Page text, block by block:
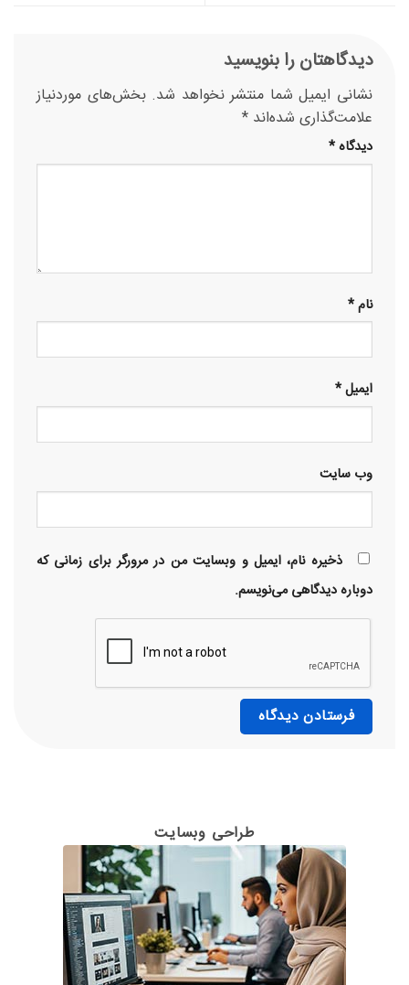
دیدگاهتان را بنویسید
نشانی ایمیل شما منتشر نخواهد شد. بخش‌های موردنیاز
علامت‌گذاری شده‌اند *
دیدگاه*
نام*
ایمیل*
وب‌ سایت
ذخیره نام، ایمیل و وبسایت من در مرورگر برای زمانی که
دوباره دیدگاهی می‌نویسم.
طراحی وبسایت